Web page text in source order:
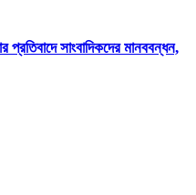
প্রতিবাদে সাংবাদিকদের মানববন্ধন,